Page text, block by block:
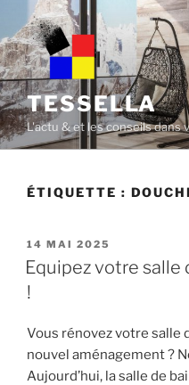
content
TESSELLA
L'actu & et les conseils dans
ÉTIQUETTE :
POSTED
ON
14 MAI 2025
Equipez votre
!
Vous rénovez votre salle
nouvel aménagement ?
Aujourd’hui, la salle de